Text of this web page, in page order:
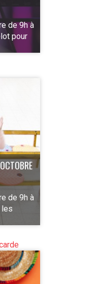
de 9h à
pour
de 9h à
les